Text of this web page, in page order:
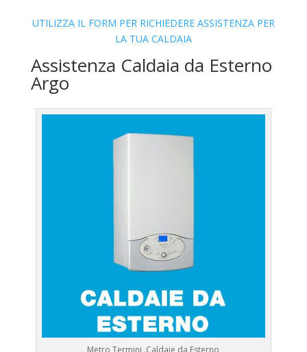
UTILIZZA IL FORM PER RICHIEDERE ASSISTENZA PER
LA TUA CALDAIA
Assistenza Caldaia da Esterno
Argo